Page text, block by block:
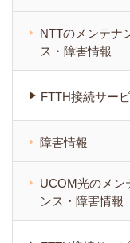
NTTのメンテナ
ス・障害情報
FTTH接続サー
障害情報
UCOM光のメン
ンス・障害情報